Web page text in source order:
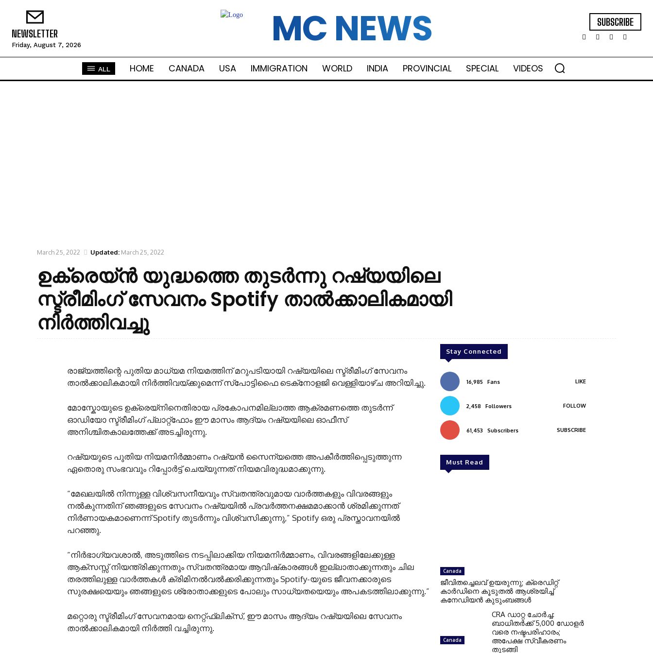
NEWSLETTER
Friday, August 7, 2026 MC NEWS SUBSCRIBE
ALL HOME CANADA USA IMMIGRATION WORLD INDIA PROVINCIAL SPECIAL VIDEOS
March 25, 2022 Updated: March 25, 2022
ഉക്രെയ്ൻ യുദ്ധത്തെ തുടർന്നു റഷ്യയിലെ
സ്ട്രീമിംഗ് സേവനം Spotify താൽക്കാലികമായി
നിർത്തിവച്ചു
രാജ്യത്തിന്റെ പുതിയ മാധ്യമ നിയമത്തിന് മറുപടിയായി റഷ്യയിലെ സ്ട്രീമിംഗ് സേവനം
താൽക്കാലികമായി നിർത്തിവയ്ക്കുമെന്ന് സ്‌പോട്ടിഫൈ ടെക്‌നോളജി വെള്ളിയാഴ്ച അറിയിച്ചു.
മോസ്കോയുടെ ഉക്രെയ്നിനെതിരായ പ്രകോപനമില്ലാത്ത ആക്രമണത്തെ തുടർന്ന്
ഓഡിയോ സ്ട്രീമിംഗ് പ്ലാറ്റ്ഫോം ഈ മാസം ആദ്യം റഷ്യയിലെ ഓഫീസ്
അനിശ്ചിതകാലത്തേക്ക് അടച്ചിരുന്നു.
റഷ്യയുടെ പുതിയ നിയമനിർമ്മാണം റഷ്യൻ സൈന്യത്തെ അപകീർത്തിപ്പെടുത്തുന്ന
ഏതൊരു സംഭവവും റിപ്പോർട്ട് ചെയ്യുന്നത് നിയമവിരുദ്ധമാക്കുന്നു.
“മേഖലയിൽ നിന്നുള്ള വിശ്വസനീയവും സ്വതന്ത്രവുമായ വാർത്തകളും വിവരങ്ങളും
നൽകുന്നതിന് ഞങ്ങളുടെ സേവനം റഷ്യയിൽ പ്രവർത്തനക്ഷമമാക്കാൻ ശ്രമിക്കുന്നത്
നിർണായകമാണെന്ന് Spotify തുടർന്നും വിശ്വസിക്കുന്നു,” Spotify ഒരു പ്രസ്താവനയിൽ
പറഞ്ഞു.
“നിർഭാഗ്യവശാൽ, അടുത്തിടെ നടപ്പിലാക്കിയ നിയമനിർമ്മാണം, വിവരങ്ങളിലേക്കുള്ള
ആക്‌സസ്സ് നിയന്ത്രിക്കുന്നതും സ്വതന്ത്രമായ ആവിഷ്‌കാരങ്ങൾ ഇല്ലാതാക്കുന്നതും ചില
തരത്തിലുള്ള വാർത്തകൾ ക്രിമിനൽവൽക്കരിക്കുന്നതും Spotify-യുടെ ജീവനക്കാരുടെ
സുരക്ഷയെയും ഞങ്ങളുടെ ശ്രോതാക്കളുടെ പോലും സാധ്യതയെയും അപകടത്തിലാക്കുന്നു.”
മറ്റൊരു സ്ട്രീമിംഗ് സേവനമായ നെറ്റ്ഫ്ലിക്സ്, ഈ മാസം ആദ്യം റഷ്യയിലെ സേവനം
താൽക്കാലികമായി നിർത്തി വച്ചിരുന്നു.
Stay Connected
16,985 Fans LIKE
2,458 Followers FOLLOW
61,453 Subscribers SUBSCRIBE
Must Read
Canada
ജീവിതച്ചെലവ് ഉയരുന്നു; ക്രെഡിറ്റ്
കാർഡിനെ കൂടുതൽ ആശ്രയിച്ച്
കനേഡിയൻ കുടുംബങ്ങൾ
Canada
CRA ഡാറ്റ ചോർച്ച:
ബാധിതർക്ക് 5,000 ഡോളർ
വരെ നഷ്ടപരിഹാരം;
അപേക്ഷ സ്വീകരണം
തുടങ്ങി